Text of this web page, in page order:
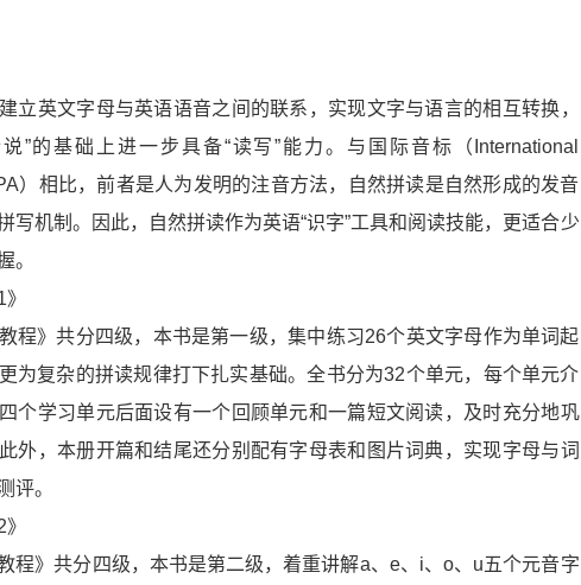
立英文字母与英语语音之间的联系，实现文字与语言的相互转换，
”的基础上进一步具备“读写”能力。与国际音标（International
）相比，前者是人为发明的注音方法，自然拼读是自然形成的发音
写机制。因此，自然拼读作为英语“识字”工具和阅读技能，更适合少
。
程》共分四级，本书是第一级，集中练习26个英文字母作为单词起
为复杂的拼读规律打下扎实基础。全书分为32个单元，每个单元介
个学习单元后面设有一个回顾单元和一篇短文阅读，及时充分地巩
外，本册开篇和结尾还分别配有字母表和图片词典，实现字母与词
评。
程》共分四级，本书是第二级，着重讲解a、e、i、o、u五个元音字